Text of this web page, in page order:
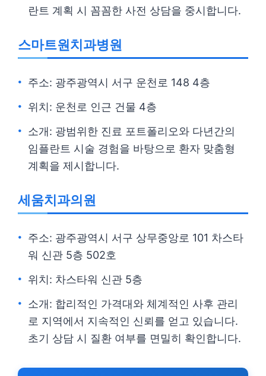
란트 계획 시 꼼꼼한 사전 상담을 중시합니다.
스마트원치과병원
주소: 광주광역시 서구 운천로 148 4층
위치: 운천로 인근 건물 4층
소개: 광범위한 진료 포트폴리오와 다년간의
임플란트 시술 경험을 바탕으로 환자 맞춤형
계획을 제시합니다.
세움치과의원
주소: 광주광역시 서구 상무중앙로 101 차스타
워 신관 5층 502호
위치: 차스타워 신관 5층
소개: 합리적인 가격대와 체계적인 사후 관리
로 지역에서 지속적인 신뢰를 얻고 있습니다.
초기 상담 시 질환 여부를 면밀히 확인합니다.